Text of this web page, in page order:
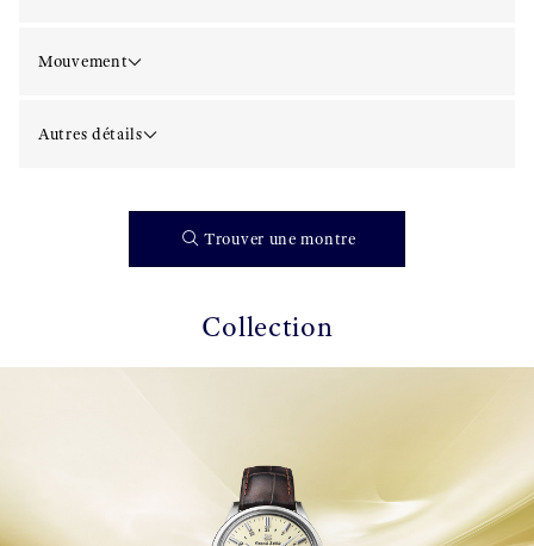
Mouvement
Autres détails
Trouver une montre
Collection